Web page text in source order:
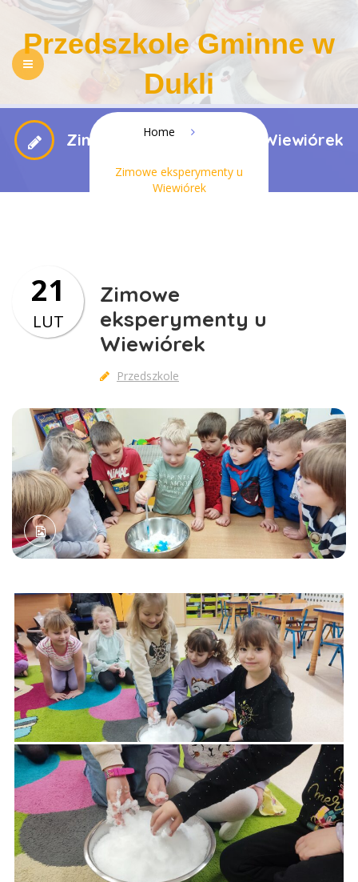
Przedszkole Gminne w
Dukli
NASZE PRZEDSZKOLE REKRUTACJA
PEDAGOGIZACJA RODZICÓW DLA RODZICÓW
Zimowe eksperymenty u Wiewiórek
Home
Zimowe eksperymenty u
Wiewiórek
Zimowe
eksperymenty u
Wiewiórek
Przedszkole
21
LUT